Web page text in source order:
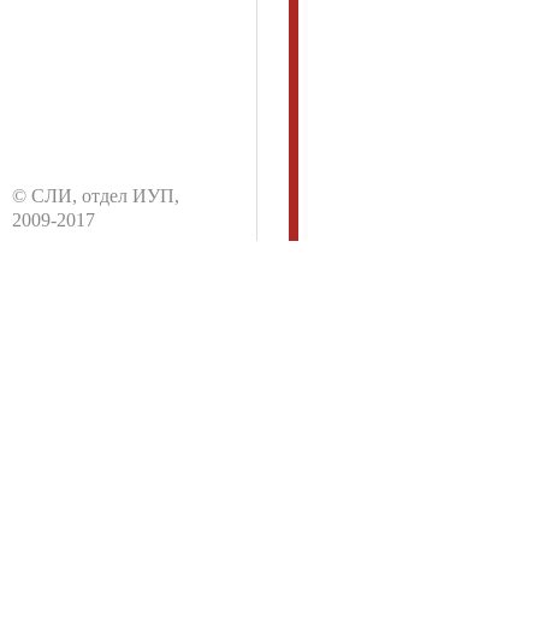
© CЛИ, отдел ИУП,
2009-2017